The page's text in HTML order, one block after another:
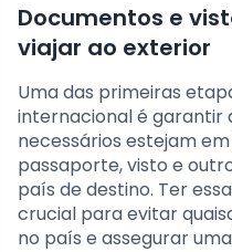
Documentos e
viajar ao exterior
Uma das primeiras
internacional é garantir
necessários estejam
passaporte, visto e
país de destino. Ter
crucial para evitar
no país e assegurar